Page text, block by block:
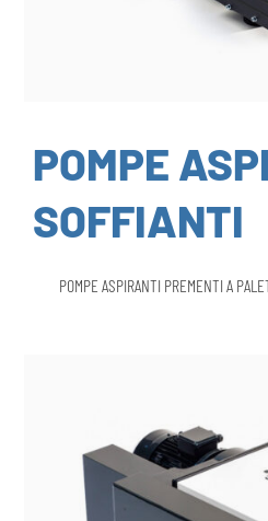
POMPE
SOFFIANTI